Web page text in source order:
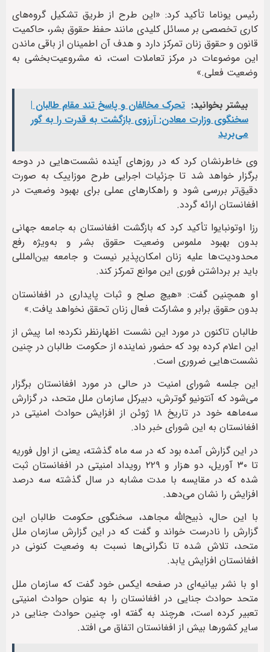
رئیس یوناما تأکید کرد: «این طرح از طریق تشکیل گروه‌های
کاری تخصصی بر مسائل کلیدی مانند حفظ حقوق بشر، حاکمیت
قانون و حقوق زنان تمرکز دارد و هدف آن اطمینان از باقی ماندن
این موضوعات در مرکز تعاملات است، نه مشروعیت‌بخشی به
وضعیت فعلی.»
بیشتر بخوانید: تحرک مخالفان و پاسخ تند مقام طالبان |
سخنگوی وزارت معادن: آرزوی بازگشت به قدرت را به گور
می‌برید
وی خاطرنشان کرد که در روزهای آینده نشست‌هایی در دوحه
برگزار خواهد شد تا جزئیات اجرایی طرح موزاییک به صورت
دقیق‌تر بررسی شود و راهکارهای عملی برای بهبود وضعیت در
افغانستان ارائه گردد.
رزا اوتونبایوا تأکید کرد که بازگشت افغانستان به جامعه جهانی
بدون بهبود ملموس وضعیت حقوق بشر و به‌ویژه رفع
محدودیت‌ها علیه زنان امکان‌پذیر نیست و جامعه بین‌المللی
باید بر برداشتن فوری این موانع تمرکز کند.
او همچنین گفت: «هیچ صلح و ثبات پایداری در افغانستان
بدون حقوق برابر و مشارکت فعال زنان تحقق نخواهد یافت.»
طالبان تاکنون در مورد این نشست اظهارنظر نکرده؛ اما پیش از
این اعلام کرده بود که حضور نماینده از حکومت طالبان در چنین
نشست‌هایی ضروری است.
این جلسه شورای امنیت در حالی در مورد افغانستان برگزار
می‌شود که آنتونیو گوترش، دبیرکل سازمان ملل متحد، در گزارش
سه‌ماهه خود در تاریخ ۱۸ ژوئن از افزایش حوادث امنیتی در
افغانستان به این شورای خبر داد.
در این گزارش آمده بود که در سه ماه گذشته، یعنی از اول فوریه
تا ۳۰ آوریل، دو هزار و ۲۲۹ رویداد امنیتی در افغانستان ثبت
شده که در مقایسه با مدت مشابه در سال گذشته سه درصد
افزایش را نشان می‌دهد.
با این حال، ذبیح‌الله مجاهد، سخنگوی حکومت طالبان این
گزارش را نادرست خواند و گفت که در این گزارش سازمان ملل
متحد، تلاش شده تا نگرانی‌ها نسبت به وضعیت کنونی در
افغانستان افزایش یابد.
او با نشر بیانیه‌ای در صفحه ایکس خود گفت که سازمان ملل
متحد حوادث جنایی در افغانستان را به عنوان حوادث امنیتی
تعبیر کرده است، هرچند به گفته او، چنین حوادث جنایی در
سایر کشورها بیش از افغانستان اتفاق می افتد.